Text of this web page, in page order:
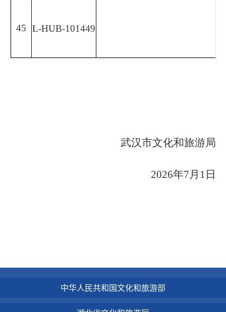
45 L-HUB-101449
武汉市文化和旅游局
2026年7月1日
中华人民共和国文化和旅游部